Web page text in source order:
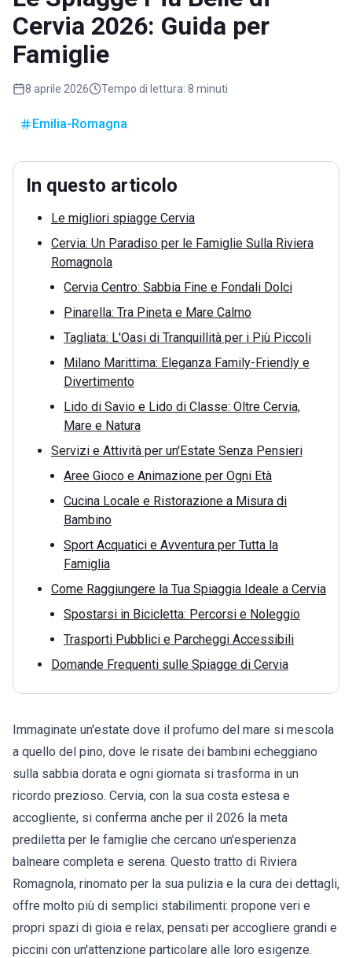
Cervia 2026: Guida per
Famiglie
8 aprile 2026 Tempo di lettura: 8 minuti
Emilia-Romagna
In questo articolo
Le migliori spiagge Cervia
Cervia: Un Paradiso per le Famiglie Sulla Riviera
Romagnola
Cervia Centro: Sabbia Fine e Fondali Dolci
Pinarella: Tra Pineta e Mare Calmo
Tagliata: L'Oasi di Tranquillità per i Più Piccoli
Milano Marittima: Eleganza Family-Friendly e
Divertimento
Lido di Savio e Lido di Classe: Oltre Cervia,
Mare e Natura
Servizi e Attività per un'Estate Senza Pensieri
Aree Gioco e Animazione per Ogni Età
Cucina Locale e Ristorazione a Misura di
Bambino
Sport Acquatici e Avventura per Tutta la
Famiglia
Come Raggiungere la Tua Spiaggia Ideale a Cervia
Spostarsi in Bicicletta: Percorsi e Noleggio
Trasporti Pubblici e Parcheggi Accessibili
Domande Frequenti sulle Spiagge di Cervia
Immaginate un'estate dove il profumo del mare si mescola
a quello del pino, dove le risate dei bambini echeggiano
sulla sabbia dorata e ogni giornata si trasforma in un
ricordo prezioso. Cervia, con la sua costa estesa e
accogliente, si conferma anche per il 2026 la meta
prediletta per le famiglie che cercano un'esperienza
balneare completa e serena. Questo tratto di Riviera
Romagnola, rinomato per la sua pulizia e la cura dei dettagli,
offre molto più di semplici stabilimenti: propone veri e
propri spazi di gioia e relax, pensati per accogliere grandi e
piccini con un'attenzione particolare alle loro esigenze.